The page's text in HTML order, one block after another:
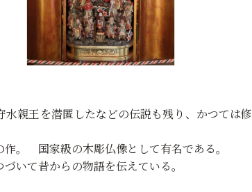
親王を潜匿したなどの伝説も残り、かつては修
。 国家級の木彫仏像として有名である。
いて昔からの物語を伝えている。